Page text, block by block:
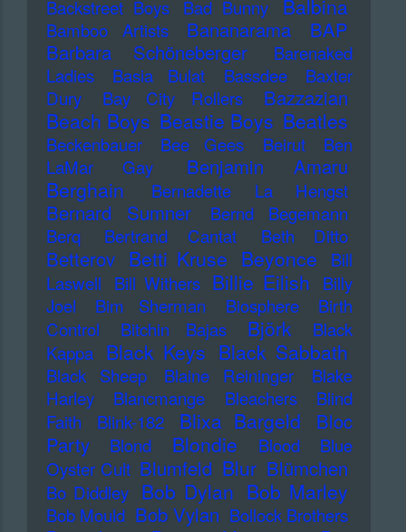
Backstreet Boys Bad Bunny Balbina
Bamboo Artists Bananarama
BAP
Barbara Schöneberger
Barenaked
Ladies
Basia Bulat Bassdee
Baxter
Dury
Bay City Rollers Bazzazian
Beach Boys Beastie Boys Beatles
Beckenbauer Bee Gees Beirut
Ben
LaMar Gay
Benjamin Amaru
Berghain Bernadette La Hengst
Bernard Sumner
Bernd Begemann
Berq
Bertrand Cantat Beth Ditto
Betterov Betti Kruse Beyonce
Bill
Laswell
Bill Withers Billie Eilish
Billy
Joel
Bim Sherman Biosphere
Birth
Control
Bitchin Bajas Björk
Black
Kappa Black Keys Black Sabbath
Black Sheep Blaine Reininger
Blake
Harley
Blancmange Bleachers
Blind
Faith
Blink-182 Blixa Bargeld
Bloc
Party
Blond Blondie Blood
Blue
Oyster Cult Blumfeld Blur Blümchen
Bo Diddley Bob Dylan Bob Marley
Bob Mould Bob Vylan Bollock Brothers